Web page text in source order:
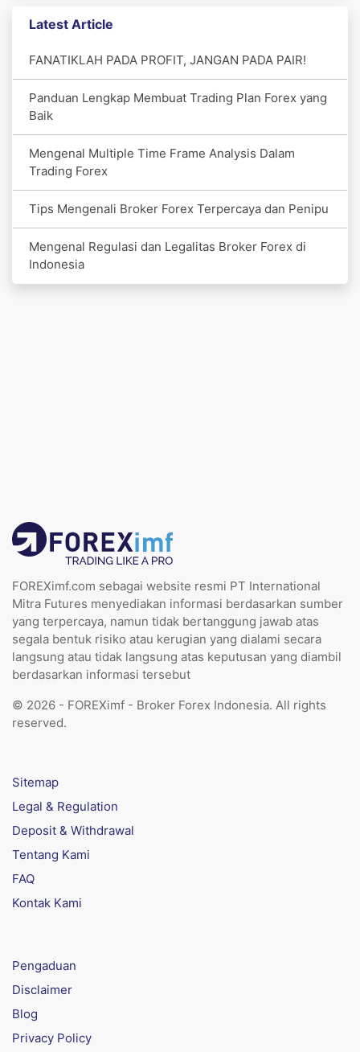
Latest Article
FANATIKLAH PADA PROFIT, JANGAN PADA PAIR!
Panduan Lengkap Membuat Trading Plan Forex yang
Baik
Mengenal Multiple Time Frame Analysis Dalam
Trading Forex
Tips Mengenali Broker Forex Terpercaya dan Penipu
Mengenal Regulasi dan Legalitas Broker Forex di
Indonesia
FOREXimf.com sebagai website resmi PT International
Mitra Futures menyediakan informasi berdasarkan sumber
yang terpercaya, namun tidak bertanggung jawab atas
segala bentuk risiko atau kerugian yang dialami secara
langsung atau tidak langsung atas keputusan yang diambil
berdasarkan informasi tersebut
© 2026 - FOREXimf - Broker Forex Indonesia. All rights
reserved.
Sitemap
Legal & Regulation
Deposit & Withdrawal
Tentang Kami
FAQ
Kontak Kami
Pengaduan
Disclaimer
Blog
Privacy Policy